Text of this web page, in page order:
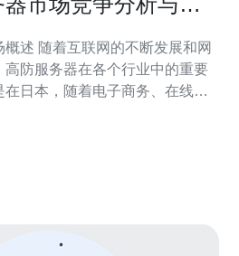
概述 随着互联网的不断发展和网
高防服务器在各个行业中的重要
日本，随着电子商务、在线游
市场竞争分析、主要厂商及选